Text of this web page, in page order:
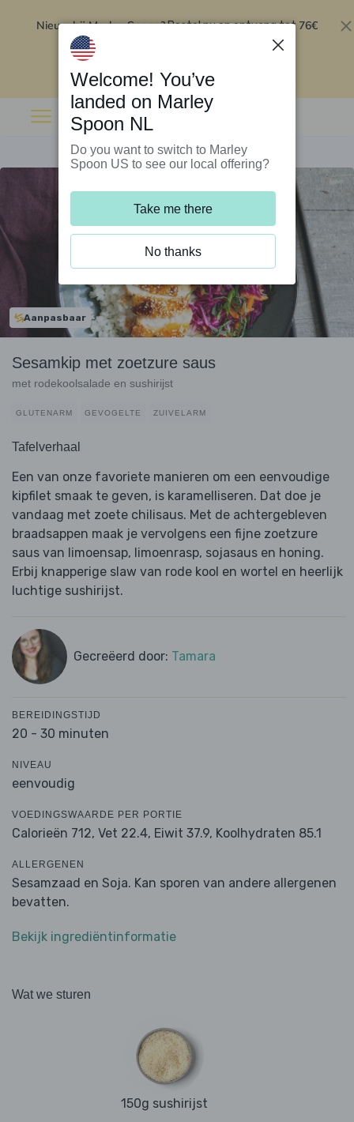
Nieuw bij Marley Spoon?Bestel nu en ontvang tot 76€
Aanpasbaar
Sesamkip met zoetzure saus
met rodekoolsalade en sushirijst
GLUTENARM GEVOGELTE ZUIVELARM
Tafelverhaal
Een van onze favoriete manieren om een eenvoudige
kipfilet smaak te geven, is karamelliseren. Dat doe je
vandaag met zoete chilisaus. Met de achtergebleven
braadsappen maak je vervolgens een fijne zoetzure
saus van limoensap, limoenrasp, sojasaus en honing.
Erbij knapperige slaw van rode kool en wortel en heerlijk
luchtige sushirijst.
Gecreëerd door: Tamara
BEREIDINGSTIJD
20 - 30 minuten
NIVEAU
eenvoudig
VOEDINGSWAARDE PER PORTIE
Calorieën 712, Vet 22.4, Eiwit 37.9, Koolhydraten 85.1
ALLERGENEN
Sesamzaad en Soja. Kan sporen van andere allergenen
bevatten.
Bekijk ingrediëntinformatie
Wat we sturen
150g sushirijst
Welcome! You’ve
landed on Marley
Spoon NL
Do you want to switch to Marley
Spoon US to see our local offering?
Take me there
No thanks